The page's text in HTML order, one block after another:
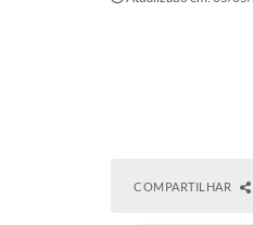
COMPARTILHAR